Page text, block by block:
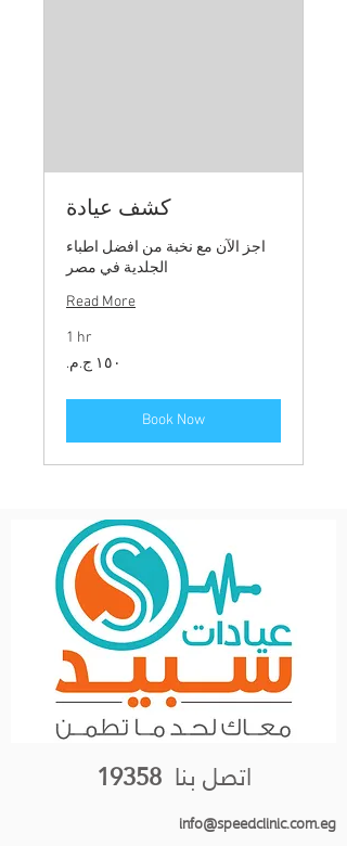
كشف عيادة
اجز الآن مع نخبة من افضل اطباء
الجلدية في مصر
Read More
1 hr
جنيهًا
Book Now
19358 اتصل بنا
info@speedclinic.com.eg